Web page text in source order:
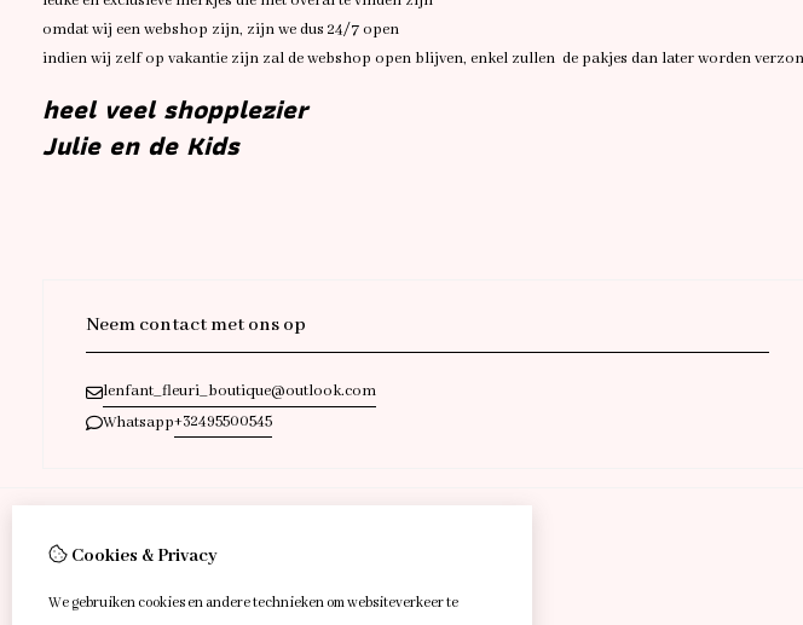
omdat wij een webshop zijn, zijn we dus 24/7 open
indien wij zelf op vakantie zijn zal de webshop open blijven, enkel zullen de pakjes dan later worden
heel veel shopplezier
Julie en de Kids
Neem contact met ons op
lenfant_fleuri_boutique@outlook.com
Whatsapp+32495500545
Informatie
Over ons
Cookies & Privacy
We gebruiken cookies en andere technieken om websiteverkeer te